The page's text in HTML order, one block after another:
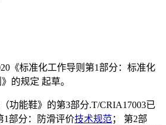
《标准化工作导则第1部分：标准化
的规定 起草。
功能鞋》的第3部分.T/CRIA17003已
1部分：防滑评价技术规范； 第2部